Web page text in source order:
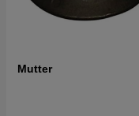
Mutter